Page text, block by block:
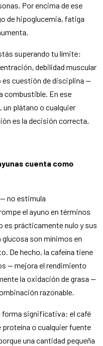
Por encima de ese
de hipoglucemia, fatiga
superando tu límite:
debilidad muscular
es cuestión de disciplina —
combustible. En ese
plátano o cualquier
es la decisión correcta.
cuenta como
no estimula
el ayuno en términos
prácticamente nulo y sus
son mínimos en
De hecho, la cafeína tiene
— mejora el rendimiento
la oxidación de grasa —
razonable.
forma significativa: el café
o cualquier fuente
una cantidad pequeña